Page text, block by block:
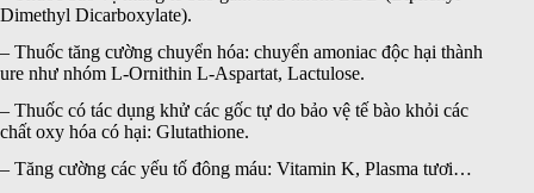
Dimethyl Dicarboxylate).
– Thuốc tăng cường chuyển hóa: chuyển amoniac độc hại thành
ure như nhóm L-Ornithin L-Aspartat, Lactulose.
– Thuốc có tác dụng khử các gốc tự do bảo vệ tế bào khỏi các
chất oxy hóa có hại: Glutathione.
– Tăng cường các yếu tố đông máu: Vitamin K, Plasma tươi…